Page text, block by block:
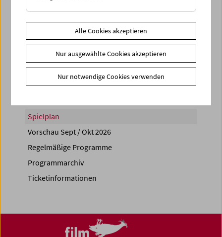
Spielplan
Vorschau Sept / Okt 2026
Regelmäßige Programme
Programmarchiv
Ticketinformationen
Alle Cookies akzeptieren
Nur ausgewählte Cookies akzeptieren
Nur notwendige Cookies verwenden